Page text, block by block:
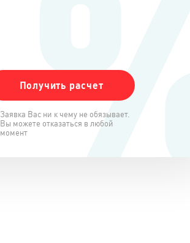
Заявка Вас ни к чему не обязывает.
Вы можете отказаться в любой
момент